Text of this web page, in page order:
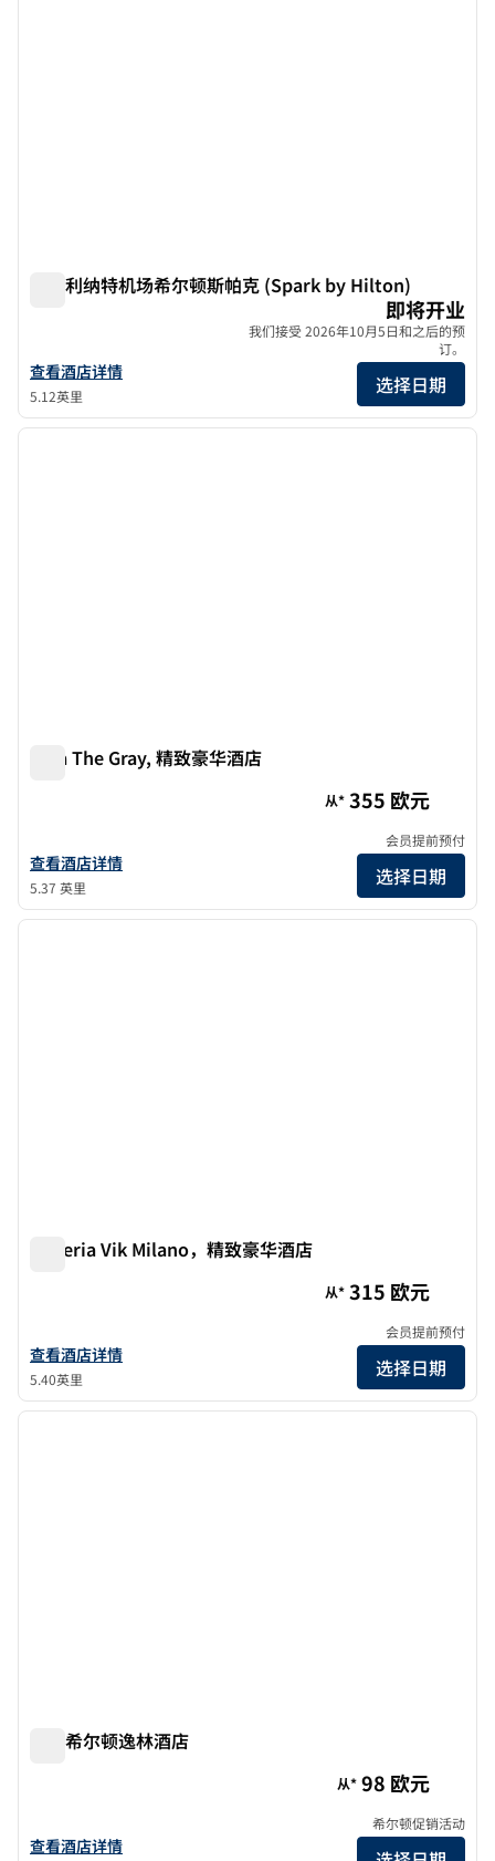
米兰利纳特机场希尔顿斯帕克 (Spark by Hilton)
米兰利纳特机场希尔顿斯帕克 (Spark by Hilton)
查看 Spark by Hilton Milan Linate Airport 的酒店详情
查看酒店详情
5.12英里
即将开业
我们接受 2026年10月5日和之后的预
订。
选择日期
1/10
1/10
上一张图片 下一
Sina The Gray, 精致豪华酒店
查看Sina The Gray, 精致豪华酒店的详细信息
查看酒店详情
5.37 英里
从* 355 欧元
会员提前预付
选择日期
1/10
1/10
上一张图片 下一
Galleria Vik Milano，精致豪华酒店
查看Galleria Vik Milano, 精致豪华酒店的详细信息
查看酒店详情
5.40英里
从* 315 欧元
会员提前预付
选择日期
1/12
1/12
上一张图片 下一
米兰希尔顿逸林酒店
查看希尔顿逸林酒店米兰的酒店详情
查看酒店详情
从* 98 欧元
希尔顿促销活动